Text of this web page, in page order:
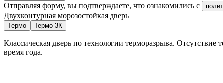
Отправляя форму, вы подтверждаете, что ознакомились с
Двухконтурная морозостойкая дверь
Термо Термо 3К
Классическая дверь по технологии терморазрыва. Отсутствие
время года.